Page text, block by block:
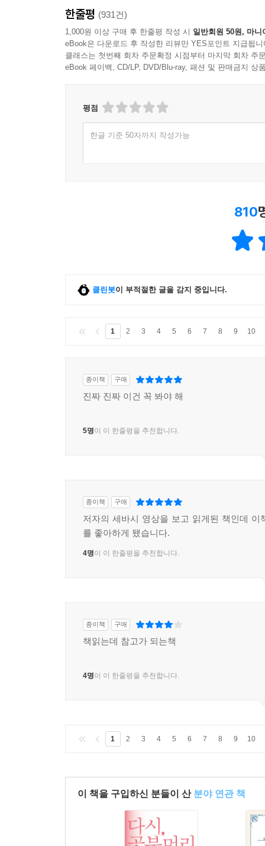
한줄평 (931건)
1,000원 이상 구매 후 한줄평 작성 시 일반회원 50원, 마니
eBook은 다운로드 후 작성한 리뷰만 YES포인트 지급됩니
클래스는 첫번째 회차 주문확정 시점부터 마지막 회차 주
eBook 페이백, CD/LP, DVD/Blu-ray, 패션 및 판매금지 상
평점
한글 기준 50자까지 작성가능
810
클린봇이 부적절한 글을 감지 중입니다.
1 2 3 4 5 6 7 8 9 10
종이책 구매
진짜 진짜 이건 꼭 봐야 해
5명이 이 한줄평을 추천합니다.
종이책 구매
저자의 세바시 영상을 보고 읽게된 책인데 이
를 좋아하게 됐습니다.
4명이 이 한줄평을 추천합니다.
종이책 구매
책읽는데 참고가 되는책
4명이 이 한줄평을 추천합니다.
1 2 3 4 5 6 7 8 9 10
이 책을 구입하신 분들이 산 분야 연관 책